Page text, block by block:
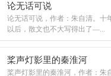
人生如梦，梦里
虚，一阵实，看不清自
中，还是沉寂在花中，
看清。
论无话可说
论无话可说，作者：朱自清。十
以后，散文也不大写得出了—...
桨声灯影里的秦淮河
桨声灯影里的秦淮河，作者：朱